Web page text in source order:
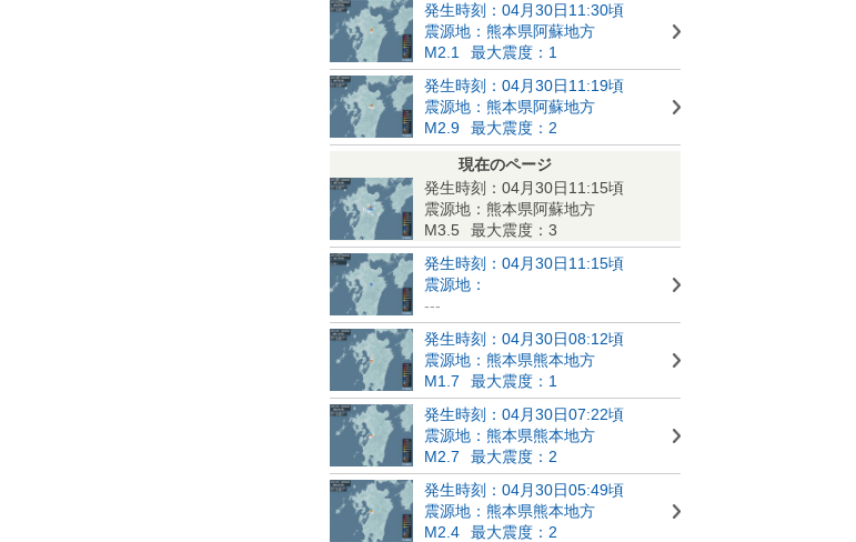
発生時刻：04月30日11:30頃
震源地：熊本県阿蘇地方
M2.1
最大震度：1
発生時刻：04月30日11:19頃
震源地：熊本県阿蘇地方
M2.9
最大震度：2
現在のページ
発生時刻：04月30日11:15頃
震源地：熊本県阿蘇地方
M3.5
最大震度：3
発生時刻：04月30日11:15頃
震源地：
---
発生時刻：04月30日08:12頃
震源地：熊本県熊本地方
M1.7
最大震度：1
発生時刻：04月30日07:22頃
震源地：熊本県熊本地方
M2.7
最大震度：2
発生時刻：04月30日05:49頃
震源地：熊本県熊本地方
M2.4
最大震度：2